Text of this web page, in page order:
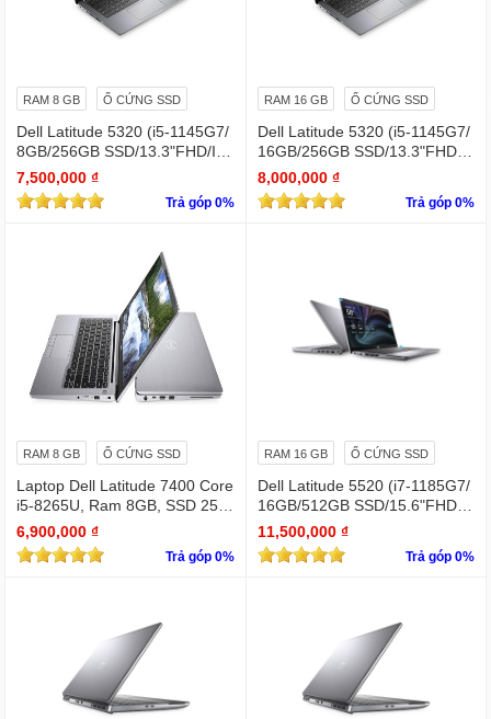
RAM 8 GB Ổ CỨNG SSD
Dell Latitude 5320 (i5-1145G7/
8GB/256GB SSD/13.3"FHD/Iris
Xe Graphics/Win11Pro)
7,500,000 ₫
Trả góp 0%
RAM 16 GB Ổ CỨNG SSD
Dell Latitude 5320 (i5-1145G7/
16GB/256GB SSD/13.3"FHD/Iri
s Xe Graphics/Win11Pro)
8,000,000 ₫
Trả góp 0%
RAM 8 GB Ổ CỨNG SSD
Laptop Dell Latitude 7400 Core
i5-8265U, Ram 8GB, SSD 256
GB, 14 Inch FHD silver
6,900,000 ₫
Trả góp 0%
RAM 16 GB Ổ CỨNG SSD
Dell Latitude 5520 (i7-1185G7/
16GB/512GB SSD/15.6"FHD/Iri
s Xe Graphics/Win11Pro)
11,500,000 ₫
Trả góp 0%